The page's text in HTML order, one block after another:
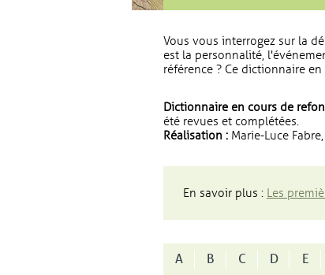
Vous vous interrogez sur la
est la personnalité,
référence ? Ce dictionnaire
Dictionnaire en cours de
été revues et complétées.
Réalisation : Marie-Luce
En savoir plus : Les
A B C D E